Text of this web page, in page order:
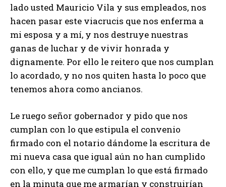
lado usted Mauricio Vila y sus empleados, nos
hacen pasar este viacrucis que nos enferma a
mi esposa y a mí, y nos destruye nuestras
ganas de luchar y de vivir honrada y
dignamente. Por ello le reitero que nos cumplan
lo acordado, y no nos quiten hasta lo poco que
tenemos ahora como ancianos.
Le ruego señor gobernador y pido que nos
cumplan con lo que estipula el convenio
firmado con el notario dándome la escritura de
mi nueva casa que igual aún no han cumplido
con ello, y que me cumplan lo que está firmado
en la minuta que me armarían y construirían